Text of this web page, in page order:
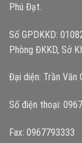
Phú Đạt.
Số GPDKKD:
Phòng ĐKKD, Sở
Đại diện: Trần Văn
Số điện thoại:
Fax: 0967793333